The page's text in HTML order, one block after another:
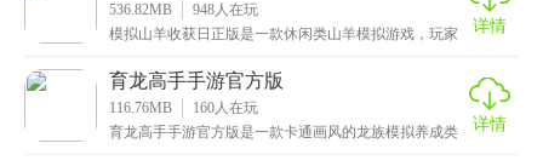
536.82MB 948人在玩
模拟山羊收获日正版是一款休闲类山羊模拟游戏，玩家
山羊
详情
育龙高手手游官方版
116.76MB 160人在玩
育龙高手手游官方版是一款卡通画风的龙族模拟养成类
详情